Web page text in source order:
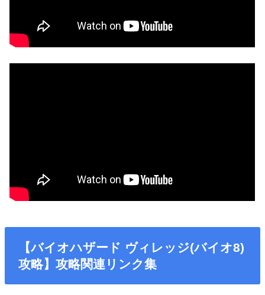
【バイオハザード ヴィレッジ(バイオ8)
攻略】攻略関連リンク集